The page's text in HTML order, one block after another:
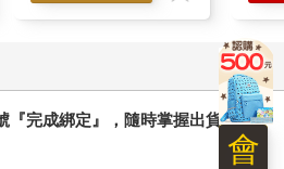
『完成綁定』，隨時掌握出貨動
會